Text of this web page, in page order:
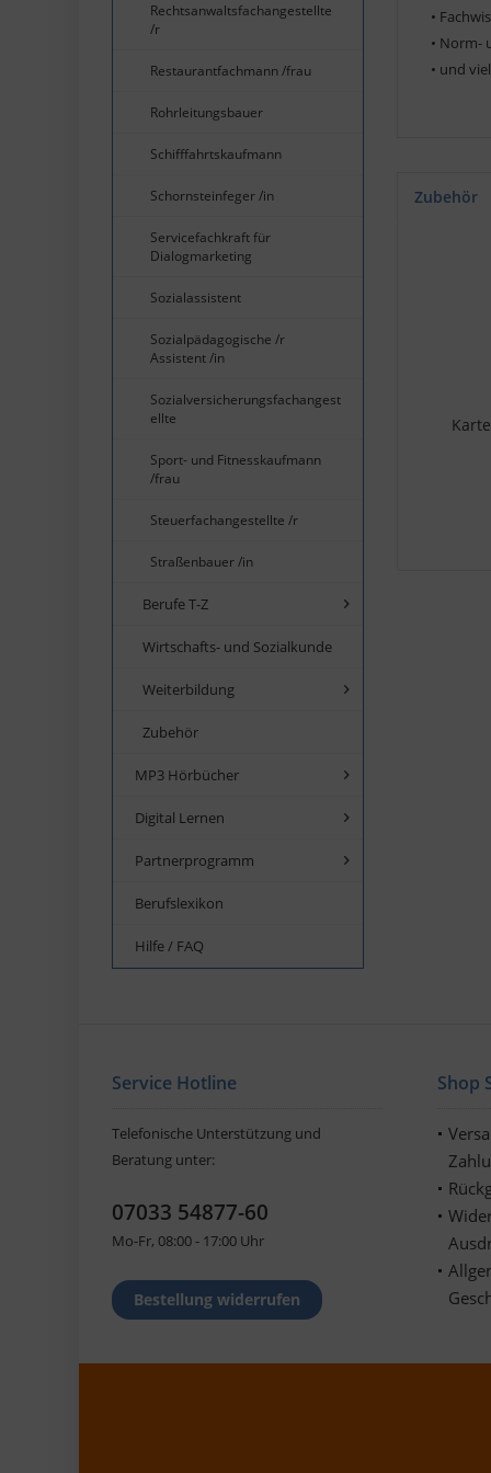
Rechtsanwaltsfachangestellte
/r
Restaurantfachmann /frau
Rohrleitungsbauer
Schifffahrtskaufmann
Schornsteinfeger /in
Servicefachkraft für
Dialogmarketing
Sozialassistent
Sozialpädagogische /r
Assistent /in
Sozialversicherungsfachangest
ellte
Sport- und Fitnesskaufmann
/frau
Steuerfachangestellte /r
Straßenbauer /in
Berufe T-Z
Wirtschafts- und Sozialkunde
Weiterbildung
Zubehör
MP3 Hörbücher
Digital Lernen
Partnerprogramm
Berufslexikon
Hilfe / FAQ
•
• Norm-
• und
Zubehör
Service Hotline
Telefonische Unterstützung und
Beratung unter:
07033 54877-60
Mo-Fr, 08:00 - 17:00 Uhr
Bestellung widerrufen
Shop